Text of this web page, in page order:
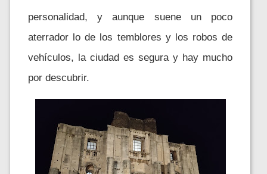
personalidad, y aunque suene un poco
aterrador lo de los temblores y los robos de
vehículos, la ciudad es segura y hay mucho
por descubrir.